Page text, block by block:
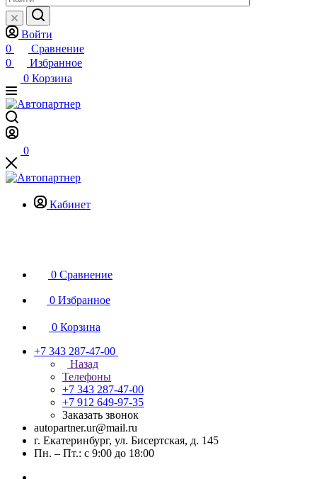
Войти
0
Сравнение
0
Избранное
0 Корзина
0
Кабинет
0 Сравнение
0 Избранное
0 Корзина
+7 343 287-47-00
Назад
Телефоны
+7 343 287-47-00
+7 912 649-97-35
Заказать звонок
autopartner.ur@mail.ru
г. Екатеринбург, ул. Бисертская, д. 145
Пн. – Пт.: с 9:00 до 18:00